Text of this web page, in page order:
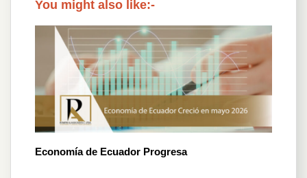
You might also like:-
Economía de Ecuador Progresa